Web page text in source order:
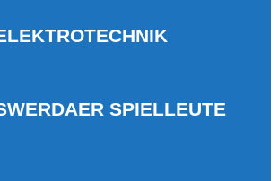
SPIELLEUTE